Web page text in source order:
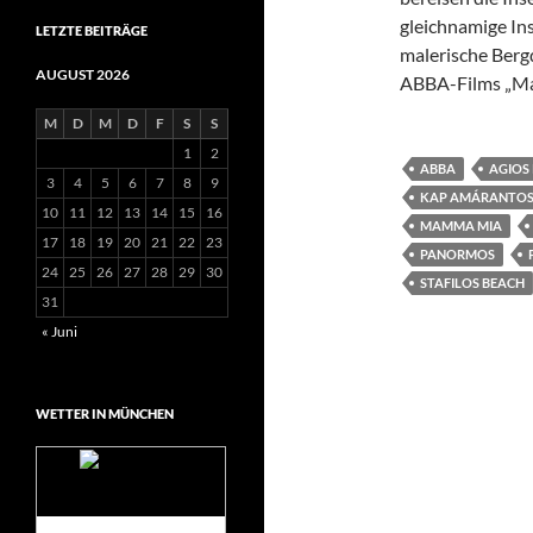
gleichnamige
malerische
ABBA-Films
ABBA AGIOS
KAP AMÁRANTOS
MAMMA MIA
PANORMOS
STAFILOS BEACH
LETZTE BEITRÄGE
AUGUST 2026
M D M D F S
S
1
2
3
4 5 6 7 8
9
10
11 12 13 14 15
16
17
18 19 20 21 22 23
24 25 26 27 28 29
30
31
« Juni
WETTER IN MÜNCHEN